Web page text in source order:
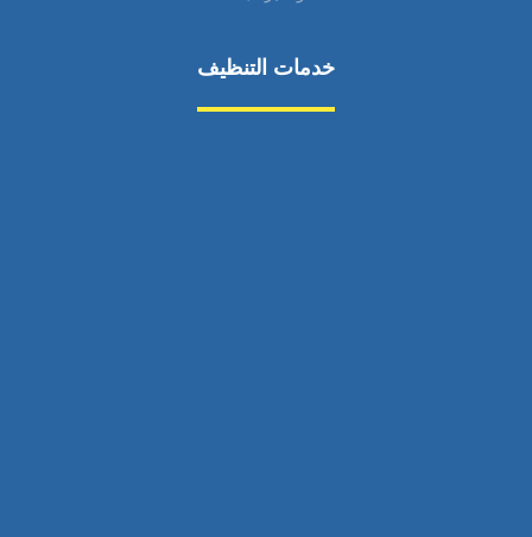
خدمات التنظيف